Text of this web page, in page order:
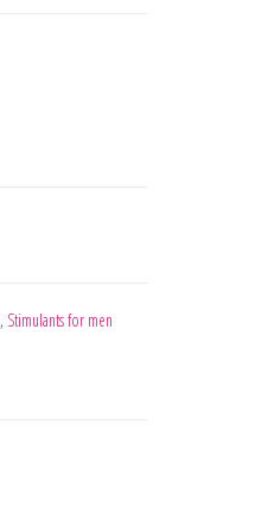
, Stimulants for men